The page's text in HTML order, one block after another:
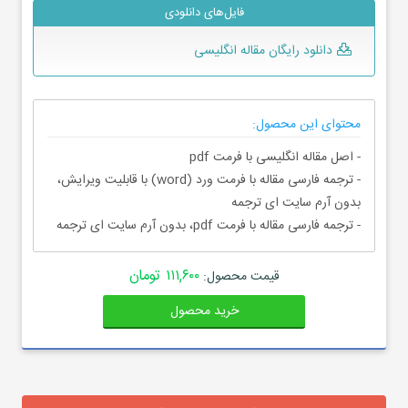
فایل‌های دانلودی
دانلود رایگان مقاله انگلیسی
محتوای این محصول:
- اصل مقاله انگلیسی با فرمت pdf
- ترجمه فارسی مقاله با فرمت ورد (word) با قابلیت ویرایش،
بدون آرم سایت ای ترجمه
- ترجمه فارسی مقاله با فرمت pdf، بدون آرم سایت ای ترجمه
قیمت محصول:۱۱۱,۶۰۰ تومان
خرید محصول